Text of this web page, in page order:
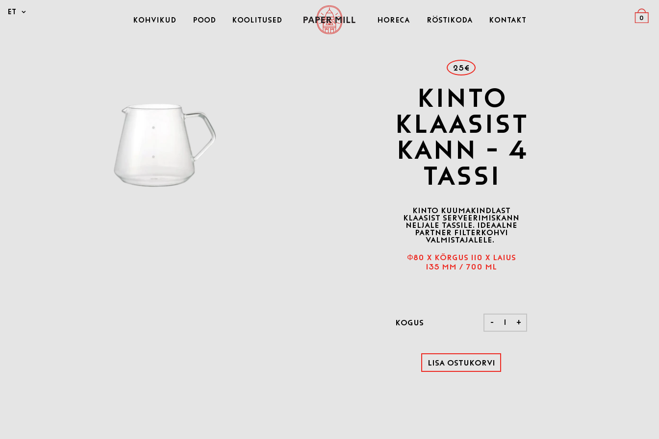
Kohvikud Pood Koolitused Horeca Röstikoda Kontakt 0
25€
Kinto
klaasist
kann - 4
tassi
KINTO KUUMAKINDLAST
KLAASIST SERVEERIMISKANN
NELJALE TASSILE. IDEAALNE
PARTNER FILTERKOHVI
VALMISTAJALELE.
Φ80 X KÕRGUS 110 X LAIUS
135 MM / 700 ML
Kogus - +
Lisa ostukorvi